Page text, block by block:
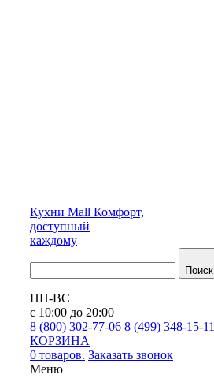
Кухни Mall Комфорт,
доступный
каждому
Поиск
ПН-ВС
с 10:00 до 20:00
8 (800) 302-77-06 8 (499) 348-15-11
КОРЗИНА
0 товаров. Заказать звонок
Меню